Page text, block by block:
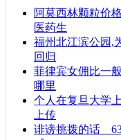
阿莫西林颗粒价
医药生
福州北江滨公园,
回归
菲律宾女佣比一
哪里
个人在复旦大学
上传
诽谤挑拨的话